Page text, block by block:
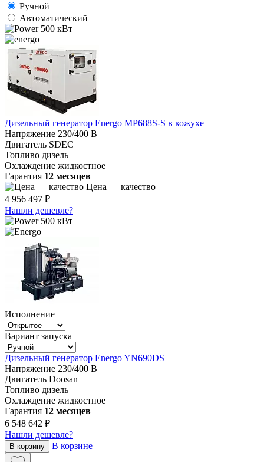
Ручной
Автоматический
500 кВт
Дизельный генератор Energo MP688S-S в кожухе
Напряжение 230/400 В
Двигатель SDEC
Топливо дизель
Охлаждение жидкостное
Гарантия 12 месяцев
Цена — качество
4 956 497 ₽
Нашли дешевле?
500 кВт
Исполнение
Вариант запуска
Дизельный генератор Energo YN690DS
Напряжение 230/400 В
Двигатель Doosan
Топливо дизель
Охлаждение жидкостное
Гарантия 12 месяцев
6 548 642 ₽
Нашли дешевле?
В корзину В корзине